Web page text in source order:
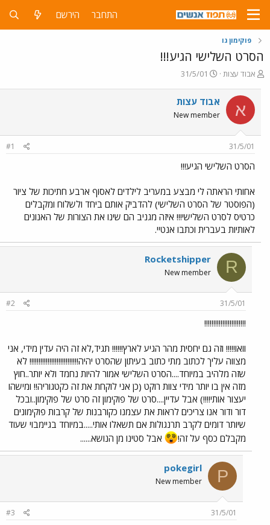
התחבר הירשם
פוקימון גו
הסרט השלישי הגיע!!!
פ
ח
ה
ו
ש
אבוד עצות
פ
ס
ם
ת
י
31/5/01
א אבוד עצות
New member
31/5/01
#1
הסרט השלישי הגיע!!!
אחותי הראתה לי מבצע במעריב לילדים לאסוף ארבע חתיכות של ציור
(הפוסטר של הסרט השלישי) להדביק אותם ביחד ולשלוח ומקבלים
כרטיס לסרט השלישי!!! איזה מגניב הם שינו את הצורות של האנונים
לאותיות בעברית וכתבו אנטיי.
R
Rocketshipper
New member
31/5/01
#2
!!!!!!!!!!!!!!!!!!!!!!!
וואו!!!!! וזה גם יחסית מהר הגיע לארץ!!!!!! תגיד,לא זה היה עדין מידי, אני
מצווה עליך לכתוב מתי כתוב בעיתון שהסרט יהיה!!!!!!!!!!!!!!!!!!!!!!!!!!! לא
שזה מלהיב במיוחד....הסרט השלישי אמור להיות נחמד ולא יותר..חוץ
מזה אין בו יותר מידי צוות רוקט (כן אני לוקחת את זה כקטגוריה!! ומישהו
יעצור אותי!!!!) אבל עדיין....סרט של פוקימון זה סרט של פוקימון..ובכל
דור ודור אנו צריכים לראות את עצמנו כקורבנות של קרבות פוקימונים
שיותר דומים לקרב תרנגולות אם תשאלו אותי.....במיוחד בגיימבוי שעוד
מקבלם כסף על זה!
אבל סטינו מן הנושא......
P
pokegirl
New member
31/5/01
#3